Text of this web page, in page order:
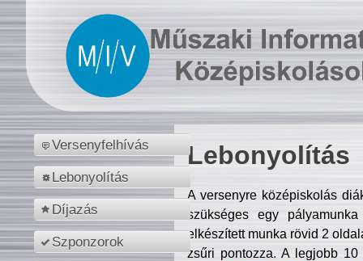
Versenyfelhívás
Lebonyolítás
Díjazás
Szponzorok
Lebonyolítás
A versenyre középiskolás
szükséges egy
elkészített munka rövid 2
zsűri pontozza. A legjobb